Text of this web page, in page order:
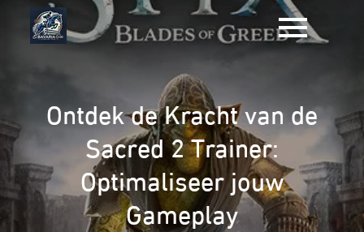
Ontdek de Kracht van de
Sacred 2 Trainer:
Optimaliseer jouw
Gameplay